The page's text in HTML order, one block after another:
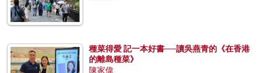
種菜得愛 記一本好書──讀吳燕青的《在香港
的離島種菜》
陳家偉